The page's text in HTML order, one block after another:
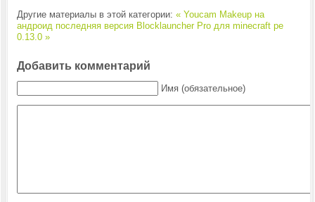
Другие материалы в этой категории: « Youcam Makeup на
андроид последняя версия Blocklauncher Pro для minecraft pe
0.13.0 »
Добавить комментарий
Имя (обязательное)